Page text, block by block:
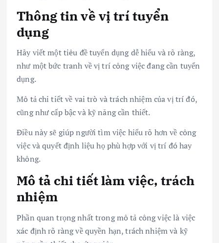
Thông tin về vị trí tuyển
dụng
Hãy viết một tiêu đề tuyển dụng dễ hiểu và rõ ràng,
như một bức tranh về vị trí công việc đang cần tuyển
dụng.
Mô tả chi tiết về vai trò và trách nhiệm của vị trí đó,
cũng như cấp bậc và kỹ năng cần thiết.
Điều này sẽ giúp người tìm việc hiểu rõ hơn về công
việc và quyết định liệu họ phù hợp với vị trí đó hay
không.
Mô tả chi tiết làm việc, trách
nhiệm
Phần quan trọng nhất trong mô tả công việc là việc
xác định rõ ràng về quyền hạn, trách nhiệm và kỹ